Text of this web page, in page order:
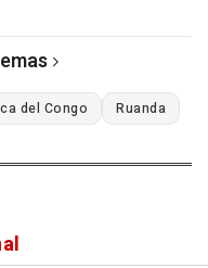
del Congo Ruanda